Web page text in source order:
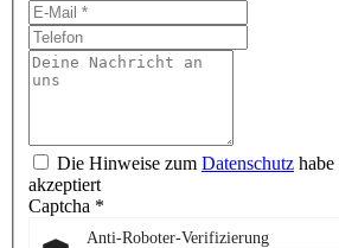
Die Hinweise zum Datenschutz habe
akzeptiert
Captcha *
Anti-Roboter-Verifizierung